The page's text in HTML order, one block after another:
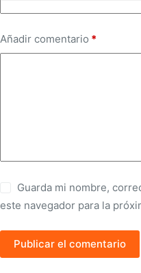
Añadir comentario *
Guarda mi nombre,
este navegador para la
Publicar el comentario